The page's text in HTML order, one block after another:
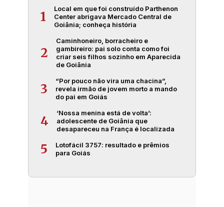
1
Local em que foi construído Parthenon
Center abrigava Mercado Central de
Goiânia; conheça história
2
Caminhoneiro, borracheiro e
gambireiro: pai solo conta como foi
criar seis filhos sozinho em Aparecida
de Goiânia
3
“Por pouco não vira uma chacina”,
revela irmão de jovem morto a mando
do pai em Goiás
4
‘Nossa menina está de volta’:
adolescente de Goiânia que
desapareceu na França é localizada
5
Lotofácil 3757: resultado e prêmios
para Goiás